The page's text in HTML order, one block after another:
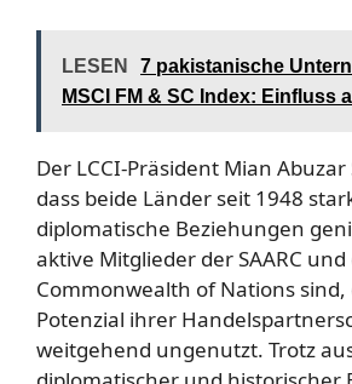
LESEN
7 pakistanische
MSCI FM & SC Index: Einfluss
Der LCCI-Präsident Mian
dass beide Länder seit 1948
diplomatische Beziehungen
aktive Mitglieder der SAARC und
Commonwealth of Nations sind,
Potenzial ihrer
weitgehend ungenutzt. Trotz